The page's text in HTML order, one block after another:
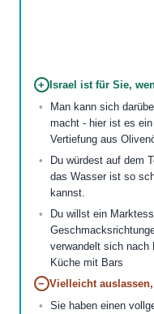
+ Israel ist für Sie,
Man kann sich
macht - hier ist es
Vertiefung aus
Du würdest auf dem
das Wasser ist so
kannst.
Du willst ein
verwandelt sich nach
Küche mit Bars
− Vielleicht
Sie haben einen